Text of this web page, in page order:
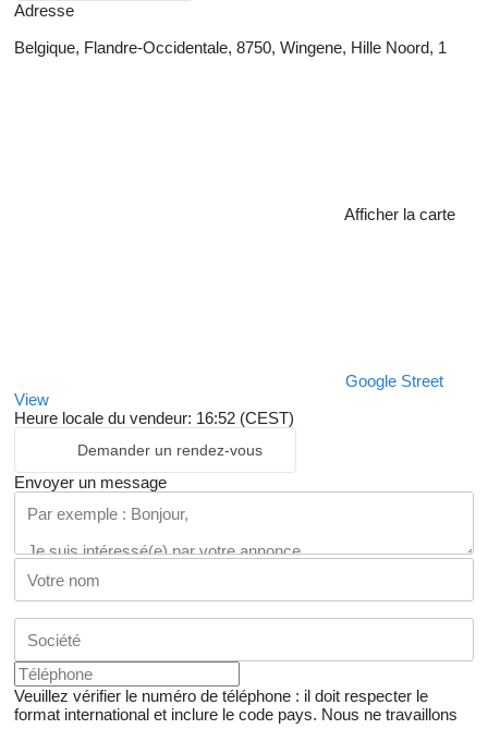
Adresse
Belgique, Flandre-Occidentale, 8750, Wingene, Hille Noord, 1
Afficher la carte
Google Street
View
Heure locale du vendeur: 16:52 (CEST)
Demander un rendez-vous
Envoyer un message
Veuillez vérifier le numéro de téléphone : il doit respecter le
format international et inclure le code pays. Nous ne travaillons